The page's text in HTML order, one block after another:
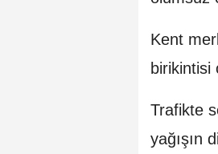
Kent
birikintisi
Trafikte
yağışın